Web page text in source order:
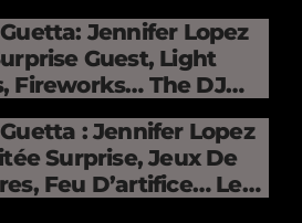
Jennifer Lopez
Guest, Light
Fireworks… The DJ
: Jennifer Lopez
Surprise, Jeux De
Feu D’artifice… Le